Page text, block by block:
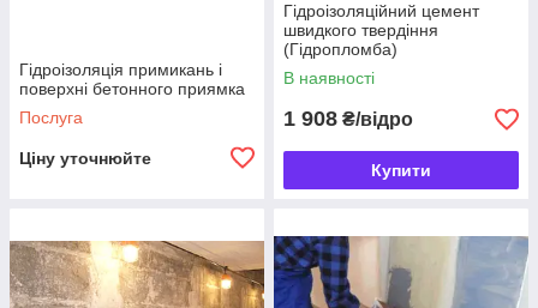
Гідроізоляція примикань і
поверхні бетонного приямка
Послуга
Ціну уточнюйте
Гідроізоляційний цемент
швидкого твердіння
(Гідропломба)
В наявності
1 908 ₴/відро
Купити